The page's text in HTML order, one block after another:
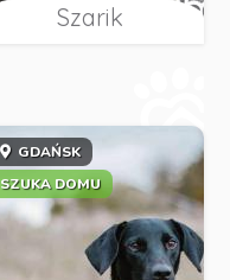
Szarik
GDAŃSK
SZUKA DOMU